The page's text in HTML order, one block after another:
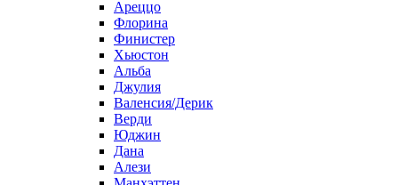
Ареццо
Флорина
Финистер
Хьюстон
Альба
Джулия
Валенсия/Дерик
Верди
Юджин
Дана
Алези